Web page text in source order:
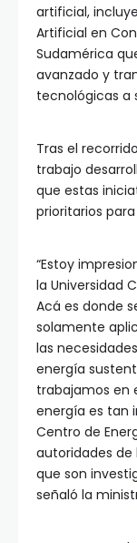
artificial,
Artificial en
Sudamérica
avanzado y
tecnológicas a
Tras el
trabajo
que estas
prioritarios
“Estoy
la Universidad
Acá es donde
solamente
las
energía
trabajamos en
energía es tan
Centro de
autoridades de
que son
señaló la